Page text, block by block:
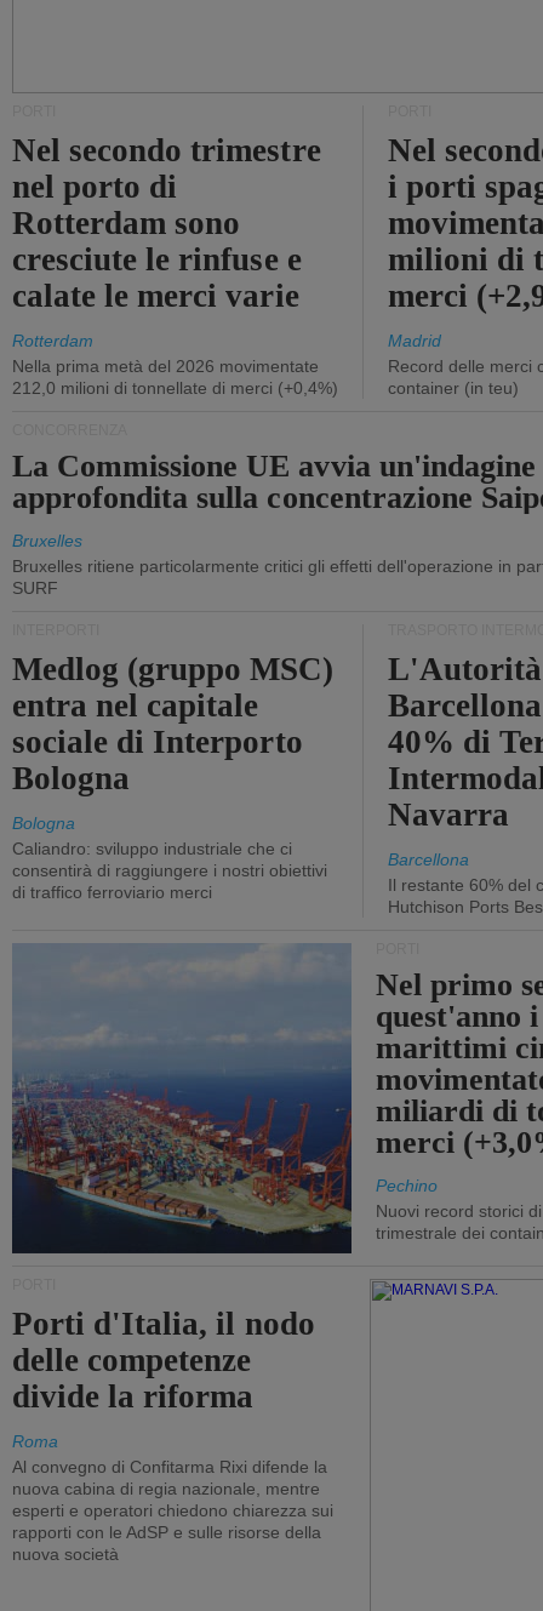
Nel secondo trimestre
nel porto di
Rotterdam sono
cresciute le rinfuse e
calate le merci varie
Rotterdam
Nella prima metà del 2026 movimentate
212,0 milioni di tonnellate di merci (+0,4%)
Nel
i porti
milioni di
merci
Madrid
Record delle merci
container (in teu)
La Commissione UE avvia un'indagine
approfondita sulla concentrazione
Bruxelles
Bruxelles ritiene particolarmente critici gli effetti dell'operazione in
SURF
Medlog (gruppo MSC)
entra nel capitale
sociale di Interporto
Bologna
Bologna
Caliandro: sviluppo industriale che ci
consentirà di raggiungere i nostri obiettivi
di traffico ferroviario merci
40% di
Navarra
Barcellona
Il restante 60% del
Hutchison Ports
Nel primo
quest'anno
marittimi
miliardi di
merci
Pechino
Nuovi record storici
trimestrale dei
Porti d'Italia, il nodo
delle competenze
divide la riforma
Roma
Al convegno di Confitarma Rixi difende la
nuova cabina di regia nazionale, mentre
esperti e operatori chiedono chiarezza sui
rapporti con le AdSP e sulle risorse della
nuova società